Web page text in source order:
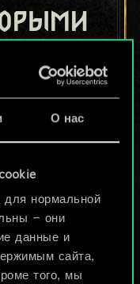
О нас
для нормальной
— они
данные и
сайта,
того, мы
быть
её